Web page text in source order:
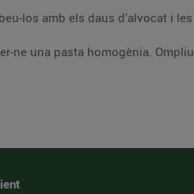
dels vol-au-vents amb la barreja i acabeu-los amb els